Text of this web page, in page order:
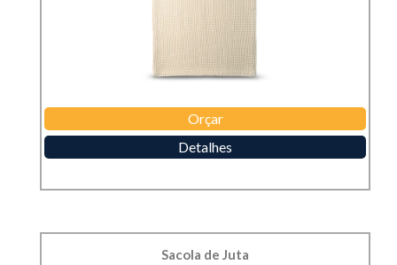
Orçar
Detalhes
Sacola de Juta